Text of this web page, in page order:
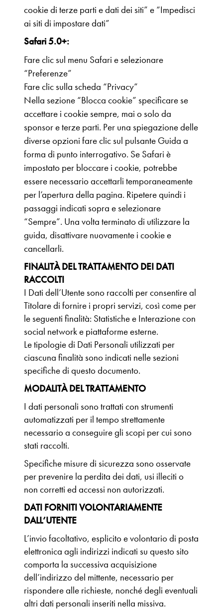
cookie di terze parti e dati dei siti” e “Impedisci
ai siti di impostare dati”
Safari 5.0+:
Fare clic sul menu Safari e selezionare
“Preferenze”
Fare clic sulla scheda “Privacy”
Nella sezione “Blocca cookie” specificare se
accettare i cookie sempre, mai o solo da
sponsor e terze parti. Per una spiegazione delle
diverse opzioni fare clic sul pulsante Guida a
forma di punto interrogativo. Se Safari è
impostato per bloccare i cookie, potrebbe
essere necessario accettarli temporaneamente
per l’apertura della pagina. Ripetere quindi i
passaggi indicati sopra e selezionare
“Sempre”. Una volta terminato di utilizzare la
guida, disattivare nuovamente i cookie e
cancellarli.
FINALITÀ DEL TRATTAMENTO DEI DATI
RACCOLTI
I Dati dell’Utente sono raccolti per consentire al
Titolare di fornire i propri servizi, così come per
le seguenti finalità: Statistiche e Interazione con
social network e piattaforme esterne.
Le tipologie di Dati Personali utilizzati per
ciascuna finalità sono indicati nelle sezioni
specifiche di questo documento.
MODALITÀ DEL TRATTAMENTO
I dati personali sono trattati con strumenti
automatizzati per il tempo strettamente
necessario a conseguire gli scopi per cui sono
stati raccolti.
Specifiche misure di sicurezza sono osservate
per prevenire la perdita dei dati, usi illeciti o
non corretti ed accessi non autorizzati.
DATI FORNITI VOLONTARIAMENTE
DALL’UTENTE
L’invio facoltativo, esplicito e volontario di posta
elettronica agli indirizzi indicati su questo sito
comporta la successiva acquisizione
dell’indirizzo del mittente, necessario per
rispondere alle richieste, nonché degli eventuali
altri dati personali inseriti nella missiva.